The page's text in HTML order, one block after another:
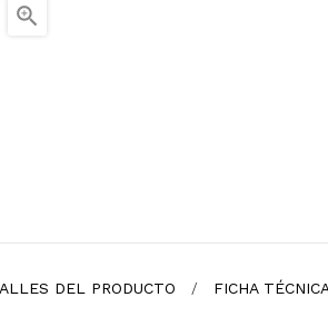

DEL PRODUCTO FICHA